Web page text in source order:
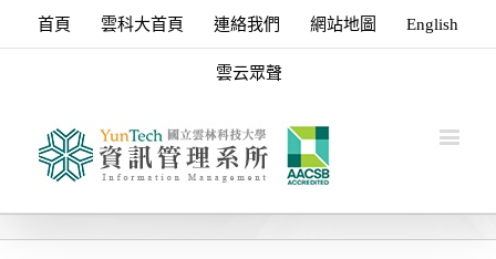
首頁 雲科大首頁 連絡我們 網站地圖 English
雲云眾聲